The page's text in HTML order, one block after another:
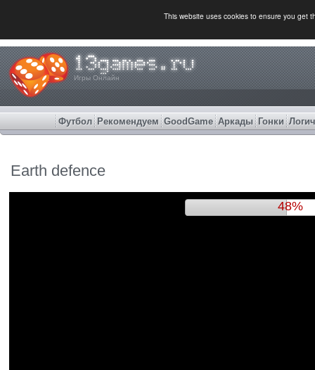
This website uses cookies to ensure you get
Игры Онлайн
Футбол Рекомендуем GoodGame Аркады Гонки
Earth defence
51%